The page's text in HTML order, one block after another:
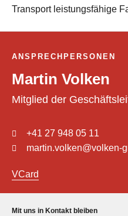
Transport leistungsfähige
ANSPRECHPERSONEN
Martin Volken
Mitglied der
+41 27 948 05 11
martin.volken@volken-
VCard
Mit uns in Kontakt bleiben